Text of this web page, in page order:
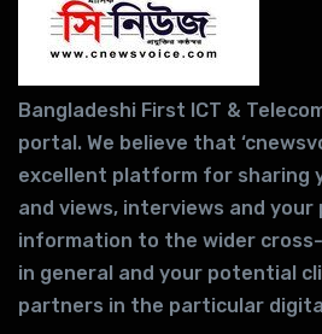
Bangladeshi First ICT &
portal. We believe that
excellent platform for sharing
and views, interviews and
information to the wider
in general and your potential
partners in the particular